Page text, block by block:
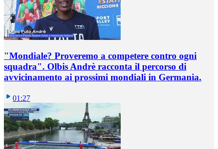
"Mondiale? Proveremo a competere contro ogni
squadra". Olbis Andrè racconta il percorso di
avvicinamento ai prossimi mondiali in Germania.
01:27